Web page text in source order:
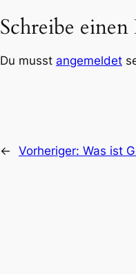
Schreibe
Du musst angemeldet
← Vorheriger: Was ist